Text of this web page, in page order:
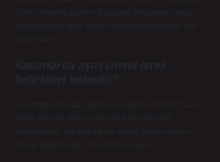
oturur, ellerini adamın boynuna dolayarak yukarı
aşağı hareket eder. Adam kadını desteklemek için
beline sarılır.
Kadınlarda aşırı cinsel istek
belirtileri nelerdir?
Bu semptomlardan bazıları şunlardır: Birden fazla
cinsel partner. Aşırı cinsel istek ve ihtiyaçlar
nedeniyle bir gecede sık sık cinsel ilişkiye girme.
Dikkat dağınıklığı. Daha fazla makale.